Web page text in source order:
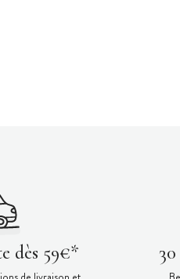
dès 59€*